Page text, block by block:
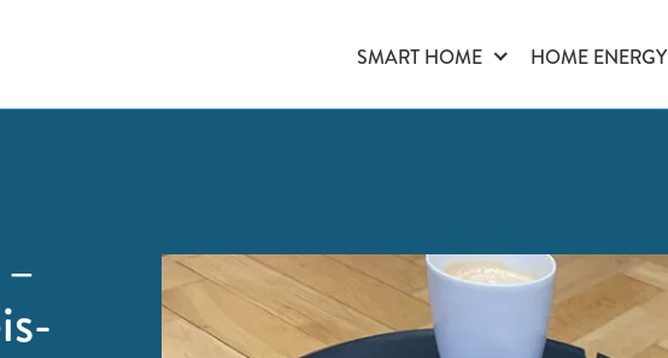
SMART HOME HOME ENERGY